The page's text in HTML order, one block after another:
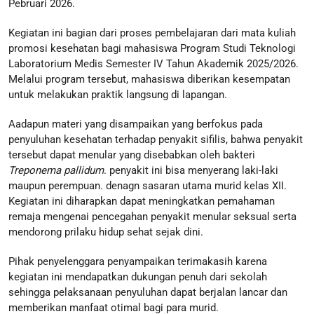
Pebruari 2026.
Kegiatan ini bagian dari proses pembelajaran dari mata kuliah
promosi kesehatan bagi mahasiswa Program Studi Teknologi
Laboratorium Medis Semester IV Tahun Akademik 2025/2026.
Melalui program tersebut, mahasiswa diberikan kesempatan
untuk melakukan praktik langsung di lapangan.
Aadapun materi yang disampaikan yang berfokus pada
penyuluhan kesehatan terhadap penyakit sifilis, bahwa penyakit
tersebut dapat menular yang disebabkan oleh bakteri
Treponema pallidum. penyakit ini bisa menyerang laki-laki
maupun perempuan. denagn sasaran utama murid kelas XII.
Kegiatan ini diharapkan dapat meningkatkan pemahaman
remaja mengenai pencegahan penyakit menular seksual serta
mendorong prilaku hidup sehat sejak dini.
Pihak penyelenggara penyampaikan terimakasih karena
kegiatan ini mendapatkan dukungan penuh dari sekolah
sehingga pelaksanaan penyuluhan dapat berjalan lancar dan
memberikan manfaat otimal bagi para murid.